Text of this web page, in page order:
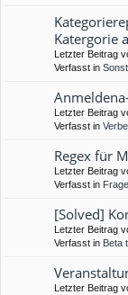
Katergorie
Letzter Beitrag
Verfasst in
Letzter Beitrag
Verfasst in
Regex für
Letzter Beitrag
Verfasst in
[Solved]
Letzter Beitrag
Verfasst in Beta
Letzter Beitrag